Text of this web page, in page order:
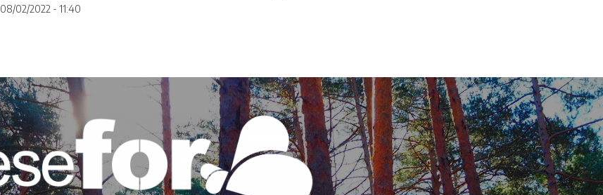
08/02/2022 - 11:40